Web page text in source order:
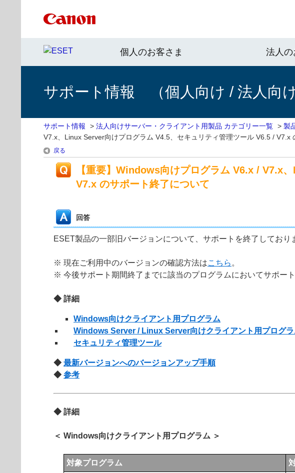
個人のお客さま 法人の
サポート情報 （個人向け / 法人向け
サポート情報 > 法人向けサーバー・クライアント用製品 カテゴリー一覧 > 製
V7.x、Linux Server向けプログラム V4.5、セキュリティ管理ツール V6.5 / V7.x
戻る
【重要】Windows向けプログラム V6.x / V7.x
V7.x のサポート終了について
回答
ESET製品の一部旧バージョンについて、サポートを終了してお
※ 現在ご利用中のバージョンの確認方法はこちら 。
※ 今後サポート期間終了までに該当のプログラムにおいてサポー
◆ 詳細
Windows向けクライアント用プログラム
Windows Server / Linux Server向けクライアント用プログラ
セキュリティ管理ツール
◆ 最新バージョンへのバージョンアップ手順
◆ 参考
◆ 詳細
＜ Windows向けクライアント用プログラム ＞
対象プログラム